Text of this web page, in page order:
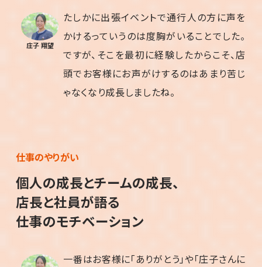
庄子 翔望
たしかに出張イベントで通行人の方に声を
かけるっていうのは度胸がいることでした。
ですが、そこを最初に経験したからこそ、店
頭でお客様にお声がけするのはあまり苦じ
ゃなくなり成長しましたね。
仕事のやりがい
個人の成長とチームの成長、
店長と社員が語る
仕事のモチベーション
一番はお客様に「ありがとう」や「庄子さんに